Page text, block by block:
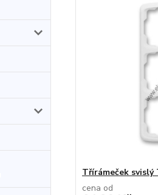
Třírámeček svislý
cena od